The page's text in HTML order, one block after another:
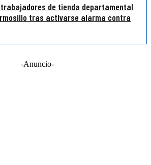
de tienda departamental
tras activarse alarma contra
-Anuncio-